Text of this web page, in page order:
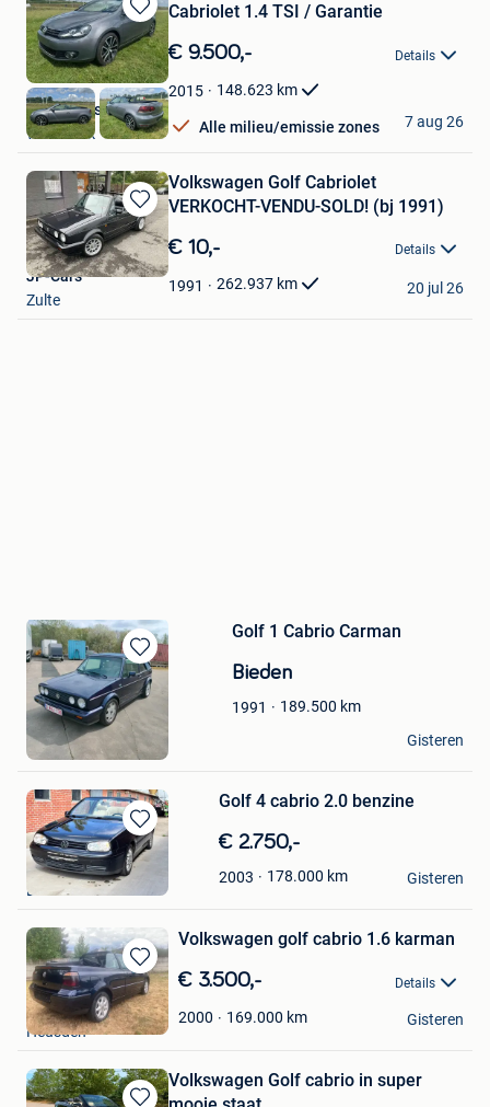
Bewaren
in
Mijn
Favorieten
Cabriolet 1.4 TSI / Garantie
€ 9.500,- Details
2015 148.623 km
Alle milieu/emissie zones
Clean Cars BV
Willebroek
7 aug 26
Bewaren
in
Mijn
Favorieten
Volkswagen Golf Cabriolet
VERKOCHT-VENDU-SOLD! (bj 1991)
€ 10,- Details
1991 262.937 km
JP-Cars
Zulte
20 jul 26
Bewaren
in
Mijn
Favorieten
Golf 1 Cabrio Carman
Bieden
1991 189.500 km
zorro
Westerlo
Gisteren
Bewaren
in
Mijn
Favorieten
Golf 4 cabrio 2.0 benzine
€ 2.750,-
2003 178.000 km
pawel
Bornem
Gisteren
Bewaren
in
Mijn
Favorieten
Volkswagen golf cabrio 1.6 karman
€ 3.500,- Details
2000 169.000 km
GMT
Heusden
Gisteren
Volkswagen Golf cabrio in super